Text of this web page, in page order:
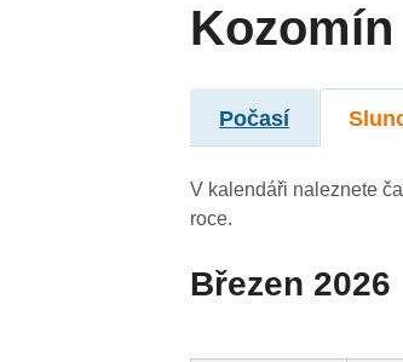
Kozomín
Počasí
V kalendáři naleznete
roce.
Březen 2026